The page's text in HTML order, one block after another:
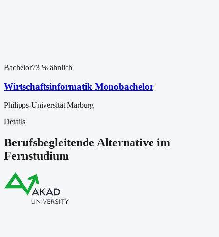
Bachelor73 % ähnlich
Wirtschaftsinformatik Monobachelor
Philipps-Universität Marburg
Details
Berufsbegleitende Alternative im
Fernstudium